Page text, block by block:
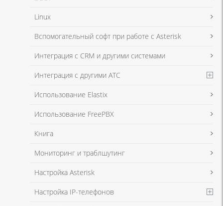
Я даю согласие на обработку моих персональных данных для связи
в соответствии с Политикой в отношении обработки персональных
Я даю согласие на обработку моих персональных данных для связи
в соответствии с Политикой в отношении обработки персональных
Linux
Вспомогательный софт при работе с Asterisk
Интеграция с CRM и другими системами
Интеграция с другими АТС
Использование Elastix
Использование FreePBX
Книга
Мониторинг и траблшутинг
Настройка Asterisk
Настройка IP-телефонов